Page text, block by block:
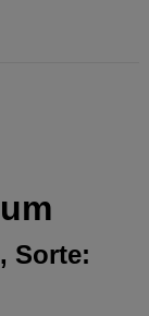
Sorte: